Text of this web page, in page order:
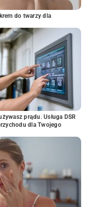
do twarzy dla
prądu. Usługa DSR
dla Twojego